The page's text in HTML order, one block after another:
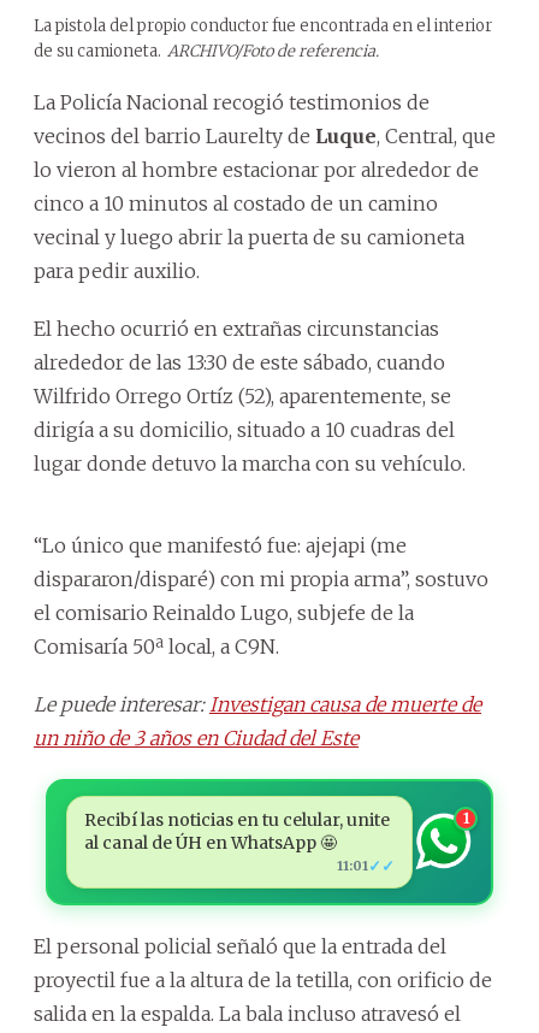
La pistola del propio conductor fue encontrada en el interior
de su camioneta. ARCHIVO/Foto de referencia.
La Policía Nacional recogió testimonios de
vecinos del barrio Laurelty de Luque, Central, que
lo vieron al hombre estacionar por alrededor de
cinco a 10 minutos al costado de un camino
vecinal y luego abrir la puerta de su camioneta
para pedir auxilio.
El hecho ocurrió en extrañas circunstancias
alrededor de las 13:30 de este sábado, cuando
Wilfrido Orrego Ortíz (52), aparentemente, se
dirigía a su domicilio, situado a 10 cuadras del
lugar donde detuvo la marcha con su vehículo.
“Lo único que manifestó fue: ajejapi (me
dispararon/disparé) con mi propia arma”, sostuvo
el comisario Reinaldo Lugo, subjefe de la
Comisaría 50ª local, a C9N.
Le puede interesar: Investigan causa de muerte de
un niño de 3 años en Ciudad del Este
Recibí las noticias en tu celular, unite
al canal de ÚH en WhatsApp 🤩
11:01 ✓✓
1
El personal policial señaló que la entrada del
proyectil fue a la altura de la tetilla, con orificio de
salida en la espalda. La bala incluso atravesó el